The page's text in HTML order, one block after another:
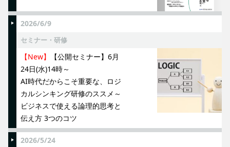
2026/6/9
セミナー・研修
【New】
【公開セミナー】6月
24日(水)14時～
AI時代だからこそ重要な、ロジ
カルシンキング研修のススメ～
ビジネスで使える論理的思考と
伝え方 3つのコツ
2026/5/24